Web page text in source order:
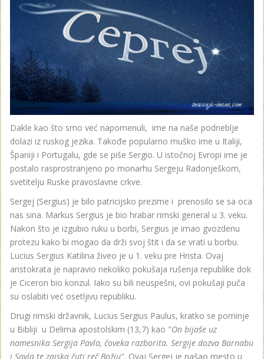
Dakle kao što smo već napomenuli, ime na naše podneblje
dolazi iz ruskog jezika. Takođe popularno muško ime u Italiji,
Španiji i Portugalu, gde se piše Sergio. U istočnoj Evropi ime je
postalo rasprostranjeno po monarhu Sergeju Radonješkom,
svetitelju Ruske pravoslavne crkve.
Sergej (Sergius) je bilo patricijsko prezime i prenosilo se sa oca
nas sina. Markus Sergius je bio hrabar rimski general u 3. veku.
Nakon što je izgubio ruku u borbi, Sergius je imao gvozdenu
protezu kako bi mogao da drži svoj štit i da se vrati u borbu.
Lucius Sergius Katilina živeo je u 1. veku pre Hrista. Ovaj
aristokrata je napravio nekoliko pokušaja rušenja republike dok
je Ciceron bio konzul. Iako su bili neuspešni, ovi pokušaji puča
su oslabiti već osetljivu republiku.
Drugi rimski državnik, Lucius Sergius Paulus, kratko se pominje
u Bibliji u Delima apostolskim (13,7) kao "On bijaše uz
namesnika Sergija Pavla, čoveka razborita. Sergije dozva Barnabu
i Savla te zaiska čuti reč Božju". Ovaj Sergej je našao mesto u